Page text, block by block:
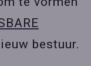
bestuur.